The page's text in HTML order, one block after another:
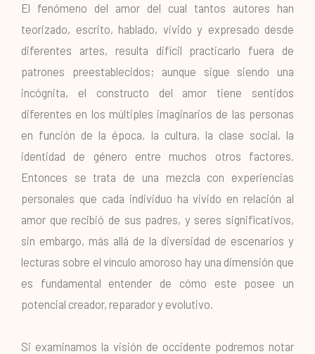
El fenómeno del amor del cual tantos autores han
teorizado, escrito, hablado, vivido y expresado desde
diferentes artes, resulta difícil practicarlo fuera de
patrones preestablecidos; aunque sigue siendo una
incógnita, el constructo del amor tiene sentidos
diferentes en los múltiples imaginarios de las personas
en función de la época, la cultura, la clase social, la
identidad de género entre muchos otros factores.
Entonces se trata de una mezcla con experiencias
personales que cada individuo ha vivido en relación al
amor que recibió de sus padres, y seres significativos,
sin embargo, más allá de la diversidad de escenarios y
lecturas sobre el vínculo amoroso hay una dimensión que
es fundamental entender de cómo este posee un
potencial creador, reparador y evolutivo.
Si examinamos la visión de occidente podremos notar